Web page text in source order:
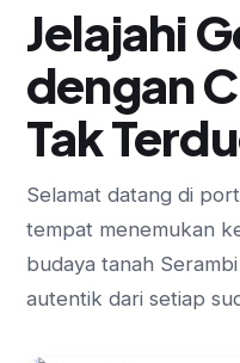
Jelajahi
dengan
Tak
Selamat datang di
tempat menemukan
budaya tanah
autentik dari setiap